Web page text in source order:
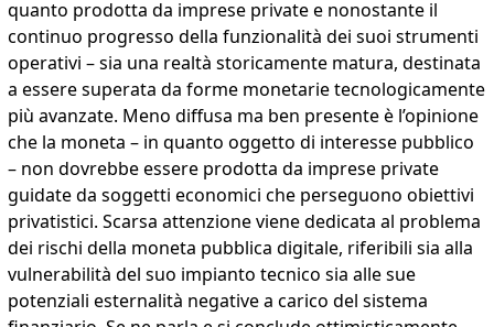
quanto prodotta da imprese private e nonostante il
continuo progresso della funzionalità dei suoi strumenti
operativi – sia una realtà storicamente matura, destinata
a essere superata da forme monetarie tecnologicamente
più avanzate. Meno diffusa ma ben presente è l’opinione
che la moneta – in quanto oggetto di interesse pubblico
– non dovrebbe essere prodotta da imprese private
guidate da soggetti economici che perseguono obiettivi
privatistici. Scarsa attenzione viene dedicata al problema
dei rischi della moneta pubblica digitale, riferibili sia alla
vulnerabilità del suo impianto tecnico sia alle sue
potenziali esternalità negative a carico del sistema